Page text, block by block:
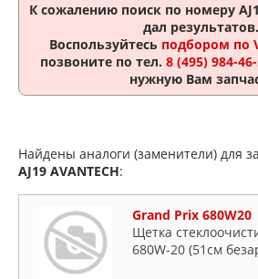
К сожалению поиск по номеру
дал
Воспользуйтесь подбором по
позвоните по тел. 8 (495) 984-
нужную Вам
Найдены аналоги (заменители) для
AJ19 AVANTECH:
Grand Prix 680W20
Щетка
680W-20 (51см